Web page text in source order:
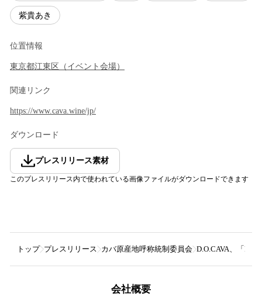
紫貴あき
位置情報
東京都江東区 （ イベント会場）
関連リンク
https://www.cava.wine/jp/
ダウンロード
プレスリリース素材
このプレスリリース内で使われている画像ファイルがダウンロードできます
トップ プレスリリース カバ原産地呼称統制委員会 D.O.CAVA、「
会社概要